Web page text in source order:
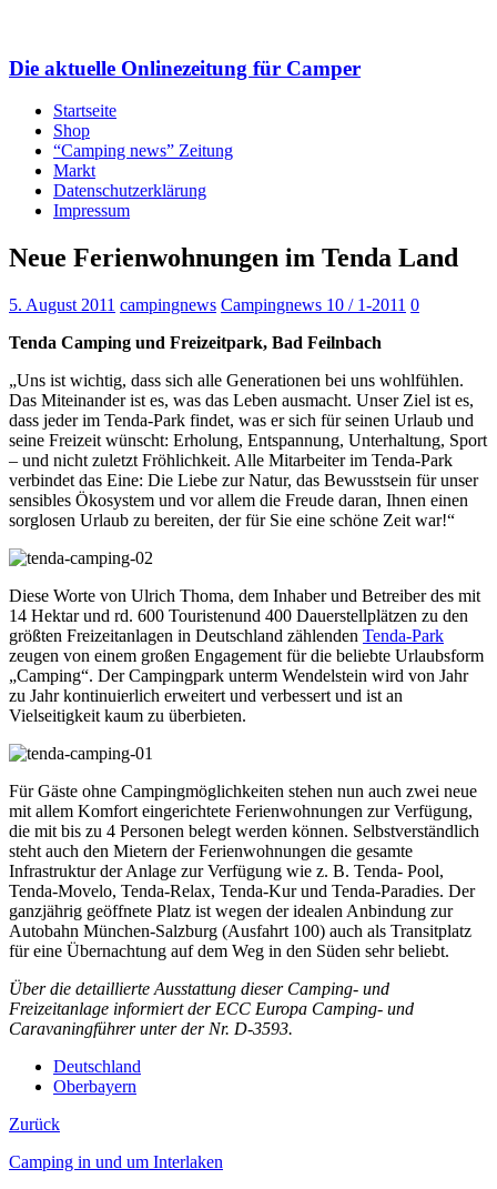
Die aktuelle Onlinezeitung für Camper
Startseite
Shop
“Camping news” Zeitung
Markt
Datenschutzerklärung
Impressum
Neue Ferienwohnungen im Tenda Land
5. August 2011 campingnews Campingnews 10 / 1-2011 0
Tenda Camping und Freizeitpark, Bad Feilnbach
„Uns ist wichtig, dass sich alle Generationen bei uns wohlfühlen.
Das Miteinander ist es, was das Leben ausmacht. Unser Ziel ist es,
dass jeder im Tenda-Park findet, was er sich für seinen Urlaub und
seine Freizeit wünscht: Erholung, Entspannung, Unterhaltung, Sport
– und nicht zuletzt Fröhlichkeit. Alle Mitarbeiter im Tenda-Park
verbindet das Eine: Die Liebe zur Natur, das Bewusstsein für unser
sensibles Ökosystem und vor allem die Freude daran, Ihnen einen
sorglosen Urlaub zu bereiten, der für Sie eine schöne Zeit war!“
Diese Worte von Ulrich Thoma, dem Inhaber und Betreiber des mit
14 Hektar und rd. 600 Touristenund 400 Dauerstellplätzen zu den
größten Freizeitanlagen in Deutschland zählenden Tenda-Park
zeugen von einem großen Engagement für die beliebte Urlaubsform
„Camping“. Der Campingpark unterm Wendelstein wird von Jahr
zu Jahr kontinuierlich erweitert und verbessert und ist an
Vielseitigkeit kaum zu überbieten.
Für Gäste ohne Campingmöglichkeiten stehen nun auch zwei neue
mit allem Komfort eingerichtete Ferienwohnungen zur Verfügung,
die mit bis zu 4 Personen belegt werden können. Selbstverständlich
steht auch den Mietern der Ferienwohnungen die gesamte
Infrastruktur der Anlage zur Verfügung wie z. B. Tenda- Pool,
Tenda-Movelo, Tenda-Relax, Tenda-Kur und Tenda-Paradies. Der
ganzjährig geöffnete Platz ist wegen der idealen Anbindung zur
Autobahn München-Salzburg (Ausfahrt 100) auch als Transitplatz
für eine Übernachtung auf dem Weg in den Süden sehr beliebt.
Über die detaillierte Ausstattung dieser Camping- und
Freizeitanlage informiert der ECC Europa Camping- und
Caravaningführer unter der Nr. D-3593.
Deutschland
Oberbayern
Zurück
Camping in und um Interlaken